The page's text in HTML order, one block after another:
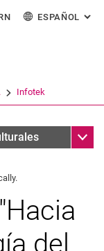
to: content
to: search
to: main
link in a
ESPAÑOL :
Infotek
Sub
del